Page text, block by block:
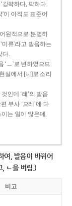
강퍅하다, 퍅하다,
’이 아직도 표준어
원적으로 분명히
류’라고 발음하는
다.
‘ㅡ’로 변하였으므
실에서 [니]로 소리
인데 ‘례’의 발음
부사 ‘으레’에 다
이는 일이 많은데,
여, 발음이 바뀌어
, ㄴ을 버림.)
비고